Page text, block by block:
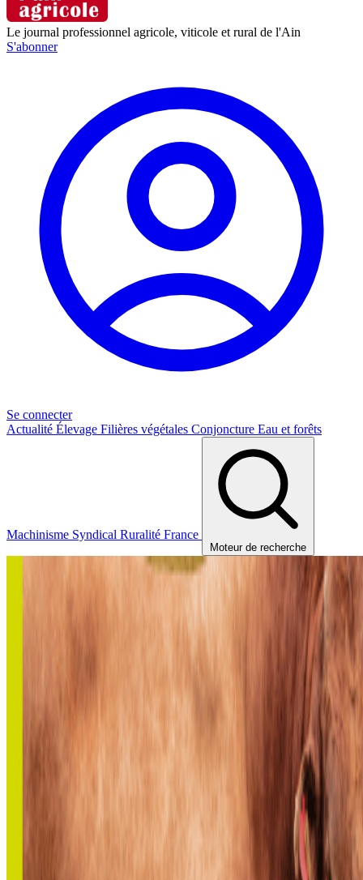
Le journal professionnel agricole, viticole et rural de l'Ain
S'abonner
Se connecter
Actualité Élevage Filières végétales Conjoncture Eau et forêts
Machinisme Syndical Ruralité France
Moteur de recherche